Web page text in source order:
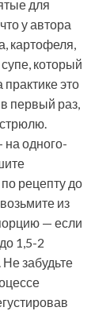
для
у автора
картофеля,
который
это
в первый раз,
на одного-
рецепту до
из
— если
1,5-2
забудьте